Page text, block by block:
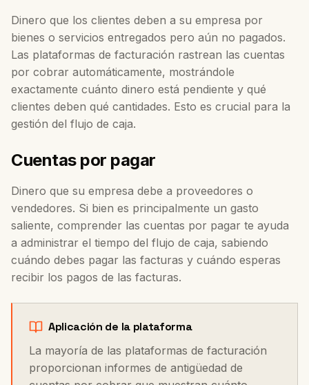
Dinero que los clientes deben a su empresa por
bienes o servicios entregados pero aún no pagados.
Las plataformas de facturación rastrean las cuentas
por cobrar automáticamente, mostrándole
exactamente cuánto dinero está pendiente y qué
clientes deben qué cantidades. Esto es crucial para la
gestión del flujo de caja.
Cuentas por pagar
Dinero que su empresa debe a proveedores o
vendedores. Si bien es principalmente un gasto
saliente, comprender las cuentas por pagar te ayuda
a administrar el tiempo del flujo de caja, sabiendo
cuándo debes pagar las facturas y cuándo esperas
recibir los pagos de las facturas.
Aplicación de la plataforma
La mayoría de las plataformas de facturación
proporcionan informes de antigüedad de